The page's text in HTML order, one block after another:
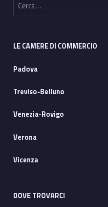
LE CAMERE DI COMMERCIO
Padova
Treviso-Belluno
Venezia-Rovigo
Verona
Vicenza
DOVE TROVARCI